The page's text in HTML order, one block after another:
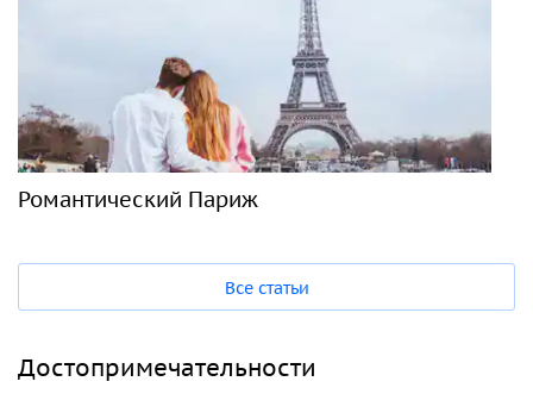
Романтический Париж
Все статьи
Достопримечательности